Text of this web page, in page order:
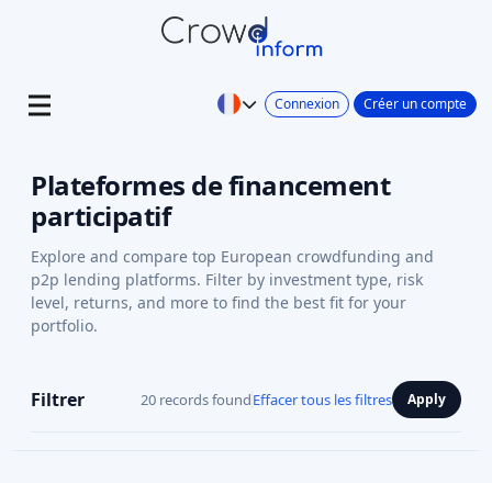
Connexion Créer un compte
Plateformes de financement
participatif
Explore and compare top European crowdfunding and
p2p lending platforms. Filter by investment type, risk
level, returns, and more to find the best fit for your
portfolio.
Filtrer 20 records foundEffacer tous les filtres Apply